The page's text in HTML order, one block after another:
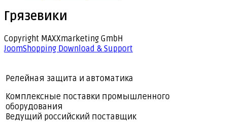
Грязевики
Copyright MAXXmarketing GmbH
JoomShopping Download & Support
Релейная защита и автоматика
Комплексные поставки промышленного
оборудования
Ведущий российский поставщик